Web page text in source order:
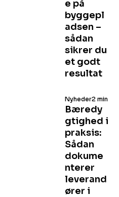
e på
byggepl
adsen –
sådan
sikrer du
et godt
resultat
Bæredy
gtighed i
praksis:
Sådan
dokume
nterer
leverand
ører i
Nyheder2 min